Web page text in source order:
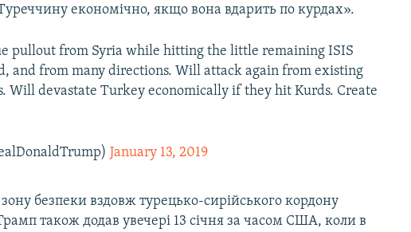
економічно, якщо вона вдарить по курдах».
pullout from Syria while hitting the little remaining ISIS
and from many directions. Will attack again from existing
Will devastate Turkey economically if they hit Kurds. Create
January 13, 2019
безпеки вздовж турецько-сирійського кордону
також додав увечері 13 січня за часом США, коли в